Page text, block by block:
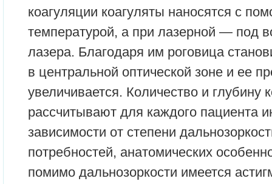
коагуляции коагуляты наносятся с
температурой, а при лазерной — под
лазера. Благодаря им роговица
в центральной оптической зоне и ее
увеличивается. Количество и глубину
рассчитывают для каждого пациента
зависимости от степени
потребностей, анатомических
помимо дальнозоркости имеется